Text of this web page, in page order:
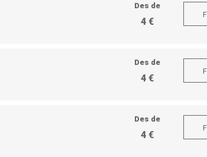
Des de
4 €
Des de
4 €
Des de
4 €